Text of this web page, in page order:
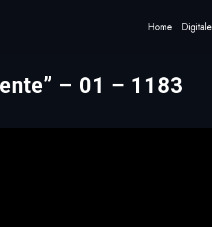
Home Digitale
– 01 – 1183